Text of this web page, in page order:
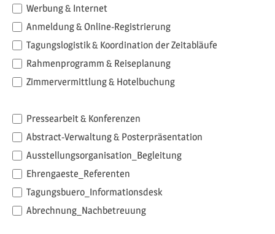
Werbung & Internet
Anmeldung & Online-Registrierung
Tagungslogistik & Koordination der Zeitabläufe
Rahmenprogramm & Reiseplanung
Zimmervermittlung & Hotelbuchung
Pressearbeit & Konferenzen
Abstract-Verwaltung & Posterpräsentation
Ausstellungsorganisation_Begleitung
Ehrengaeste_Referenten
Tagungsbuero_Informationsdesk
Abrechnung_Nachbetreuung